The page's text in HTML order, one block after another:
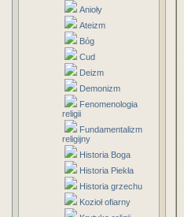
Anioły
Ateizm
Bóg
Cud
Deizm
Demonizm
Fenomenologia
religii
Fundamentalizm
religijny
Historia Boga
Historia Piekła
Historia grzechu
Kozioł ofiarny